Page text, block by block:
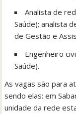
Analista de
Saúde); analista
de Gestão e
Engenheiro
Saúde).
As vagas são para
sendo elas: em
unidade da rede